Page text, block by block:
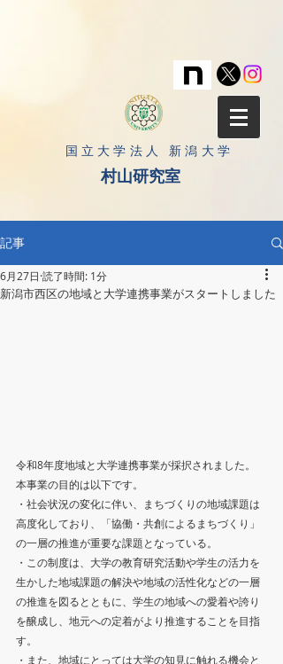
​国立大学法人 新潟大学
村山研究室
記事
新潟市西区の地域と大学連携事業がスタートしました
6月27日 読了時間: 1分
令和8年度地域と大学連携事業が採択されました。
本事業の目的は以下です。
・社会状況の変化に伴い、まちづくりの地域課題は
高度化しており、「協働・共創によるまちづくり」
の一層の推進が重要な課題となっている。
・この制度は、大学の教育研究活動や学生の活力を
生かした地域課題の解決や地域の活性化などの一層
の推進を図るとともに、学生の地域への愛着や誇り
を醸成し、地元への定着がより推進することを目指
す。
・また、地域にとっては大学の知見に触れる機会と